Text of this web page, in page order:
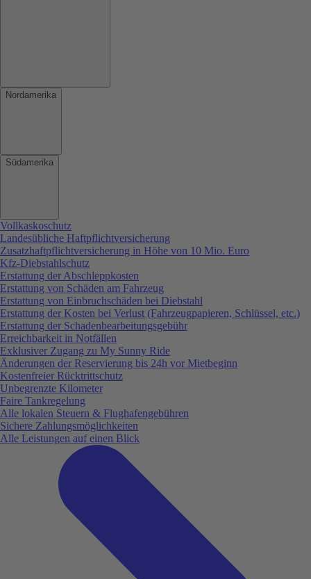
Nordamerika
Südamerika
Vollkaskoschutz
Landesübliche Haftpflichtversicherung
Zusatzhaftpflichtversicherung in Höhe von 10 Mio. Euro
Kfz-Diebstahlschutz
Erstattung der Abschleppkosten
Erstattung von Schäden am Fahrzeug
Erstattung von Einbruchschäden bei Diebstahl
Erstattung der Kosten bei Verlust (Fahrzeugpapieren, Schlüssel, etc.)
Erstattung der Schadenbearbeitungsgebühr
Erreichbarkeit in Notfällen
Exklusiver Zugang zu My Sunny Ride
Änderungen der Reservierung bis 24h vor Mietbeginn
Kostenfreier Rücktrittschutz
Unbegrenzte Kilometer
Faire Tankregelung
Alle lokalen Steuern & Flughafengebühren
Sichere Zahlungsmöglichkeiten
Alle Leistungen auf einen Blick